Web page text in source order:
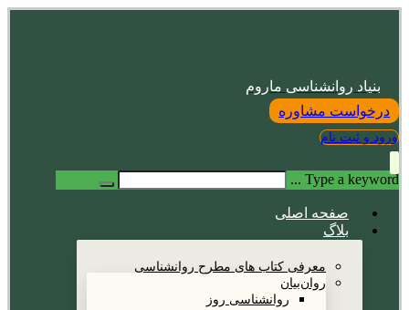
بنیاد روانشناسی ماروم
درخواست مشاوره
ورود و ثبت نام
Type a keyword ...
صفحه اصلی
بلاگ
معرفی کتاب های مطرح روانشناسی
روان‌بیان
روانشناسی روز